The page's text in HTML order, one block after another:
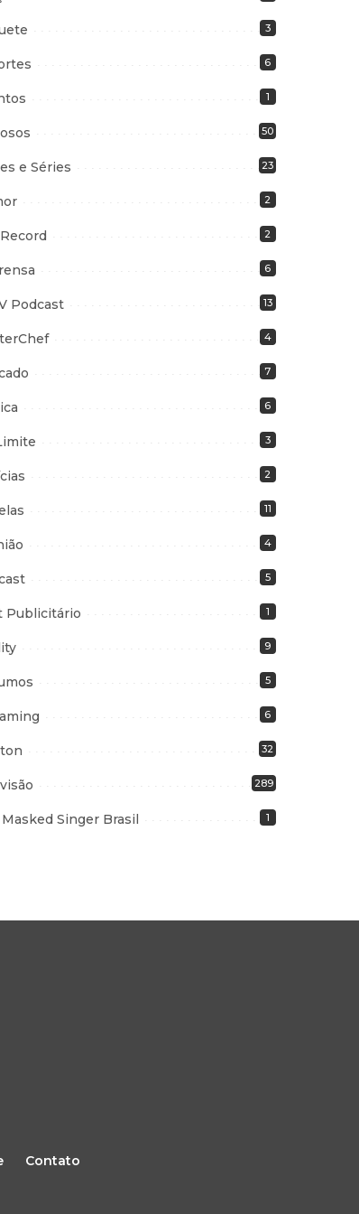
3
6
1
50
e Séries 23
2
2
6
Podcast 13
4
7
6
3
2
11
4
5
Publicitário 1
9
5
6
32
289
Singer Brasil 1
Contato